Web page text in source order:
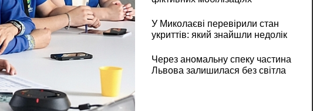
У Миколаєві перевірили стан
укриттів: який знайшли недолік
Через аномальну спеку частина
Львова залишилася без світла